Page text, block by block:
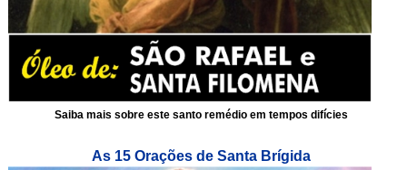
Saiba mais sobre este santo remédio em tempos difícies
As 15 Orações de Santa Brígida